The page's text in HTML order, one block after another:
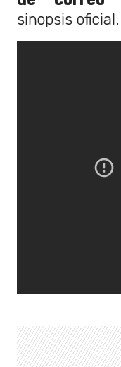
sinopsis oficial.